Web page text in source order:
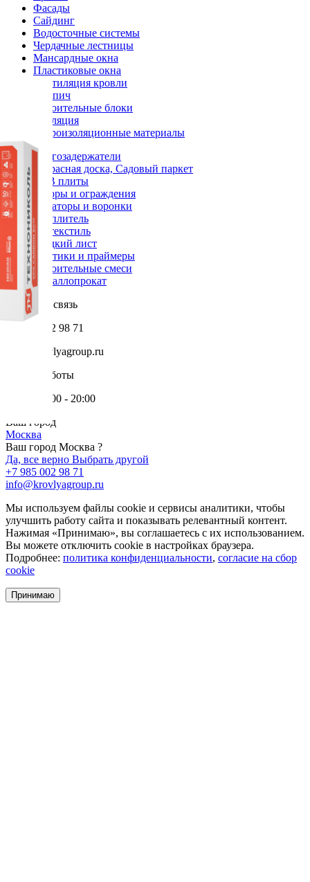
Фасады
Сайдинг
Водосточные системы
Чердачные лестницы
Мансардные окна
Пластиковые окна
Вентиляция кровли
Кирпич
Строительные блоки
Изоляция
Гидроизоляционные материалы
Снегозадержатели
Террасная доска, Садовый паркет
OSB плиты
Заборы и ограждения
Аэраторы и воронки
Утеплитель
Геотекстиль
Гладкий лист
Мастики и праймеры
Строительные смеси
Металлопрокат
Обратная связь
+7 985 002 98 71
info@krovlyagroup.ru
Режим работы
Пн-Пт: 9:00 - 20:00
Ваш город
Москва
Ваш город Москва ?
Да, все верно Выбрать другой
+7 985 002 98 71
info@krovlyagroup.ru
Мы используем файлы cookie и сервисы аналитики, чтобы
улучшить работу сайта и показывать релевантный контент.
Нажимая «Принимаю», вы соглашаетесь с их использованием.
Вы можете отключить cookie в настройках браузера.
Подробнее: политика конфиденциальности, согласие на сбор
cookie
Принимаю